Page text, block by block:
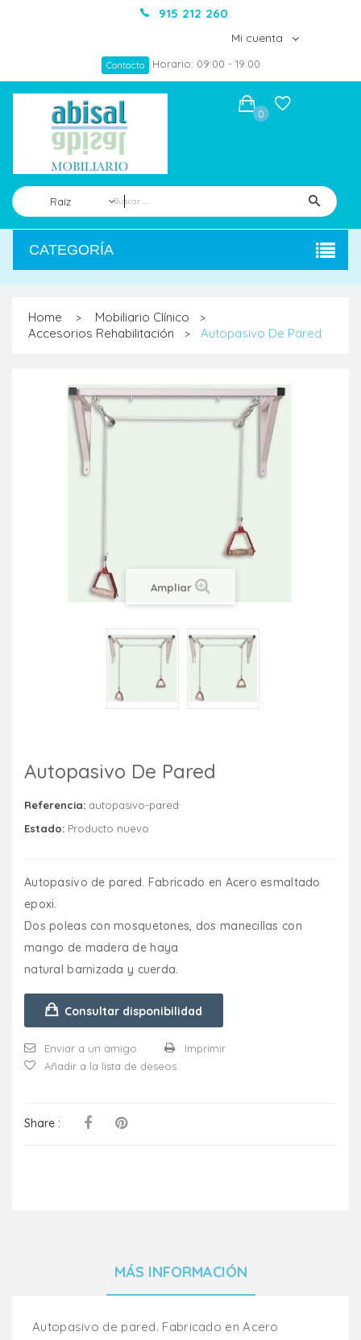
915 212 260
Mi cuenta
Contacto Horario: 09:00 - 19:00
Raíz
0
CATEGORÍA
Home > Mobiliario Clínico >
Accesorios Rehabilitación > Autopasivo De Pared
Ampliar
Autopasivo De Pared
Referencia: autopasivo-pared
Estado: Producto nuevo
Autopasivo de pared. Fabricado en Acero esmaltado
epoxi.
Dos poleas con mosquetones, dos manecillas con
mango de madera de haya
natural barnizada y cuerda.
Consultar disponibilidad
Enviar a un amigo
Imprimir
Añadir a la lista de deseos
Share :
MÁS INFORMACIÓN
Autopasivo de pared. Fabricado en Acero